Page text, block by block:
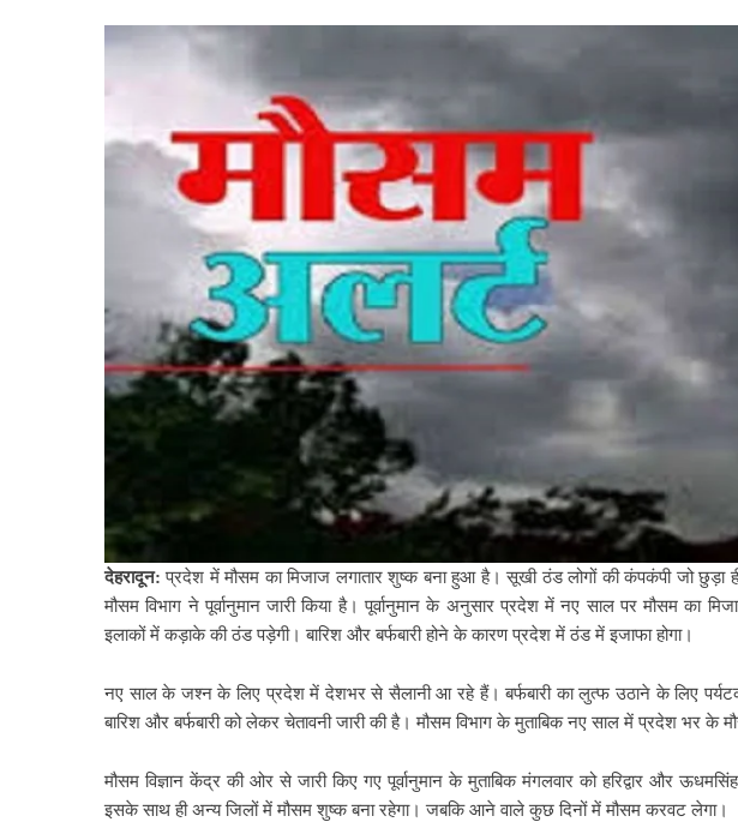
देहरादून: प्रदेश में मौसम का मिजाज लगातार शुष्क बना हुआ है। सूखी ठंड लोगों की कंपकंपी जो छुड़ा ही
मौसम विभाग ने पूर्वानुमान जारी किया है। पूर्वानुमान के अनुसार प्रदेश में नए साल पर मौसम का
इलाकों में कड़ाके की ठंड पड़ेगी। बारिश और बर्फबारी होने के कारण प्रदेश में ठंड में इजाफा होगा।
नए साल के जश्न के लिए प्रदेश में देशभर से सैलानी आ रहे हैं। बर्फबारी का लुत्फ उठाने के लिए
बारिश और बर्फबारी को लेकर चेतावनी जारी की है। मौसम विभाग के मुताबिक नए साल में प्रदेश भर के
मौसम विज्ञान केंद्र की ओर से जारी किए गए पूर्वानुमान के मुताबिक मंगलवार को हरिद्वार और
इसके साथ ही अन्य जिलों में मौसम शुष्क बना रहेगा। जबकि आने वाले कुछ दिनों में मौसम करवट लेगा।